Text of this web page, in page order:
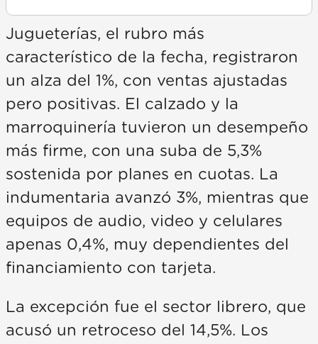
Jugueterías, el rubro más
característico de la fecha, registraron
un alza del 1%, con ventas ajustadas
pero positivas. El calzado y la
marroquinería tuvieron un desempeño
más firme, con una suba de 5,3%
sostenida por planes en cuotas. La
indumentaria avanzó 3%, mientras que
equipos de audio, video y celulares
apenas 0,4%, muy dependientes del
financiamiento con tarjeta.
La excepción fue el sector librero, que
acusó un retroceso del 14,5%. Los